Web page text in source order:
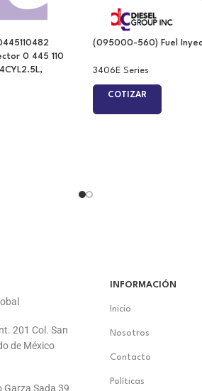
0 445 110
(095000-560) Fuel
3406E Series
COTIZAR
201 Col. San
de México
Garza Sada 39
INFORMACIÓN
Inicio
Nosotros
Contacto
Políticas